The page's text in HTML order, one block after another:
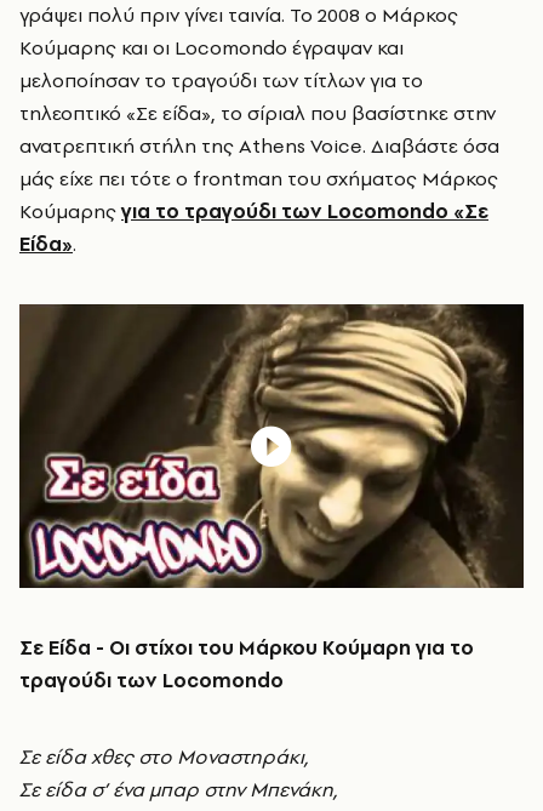
γράψει πολύ πριν γίνει ταινία. To 2008 o Μάρκος
Κούμαρης και οι Locomondo έγραψαν και
μελοποίησαν το τραγούδι των τίτλων για το
τηλεοπτικό «Σε είδα», το σίριαλ που βασίστηκε στην
ανατρεπτική στήλη της Athens Voice. Διαβάστε όσα
μάς είχε πει τότε ο frontman του σχήματος Μάρκος
Κούμαρηςγια το τραγούδι των Locomondo «Σε
Είδα».
Σε Είδα - Οι στίχοι του Μάρκου Κούμαρη για το
τραγούδι των Locomondo
Σε είδα χθες στο Mοναστηράκι,
Σε είδα σ’ ένα μπαρ στην Mπενάκη,